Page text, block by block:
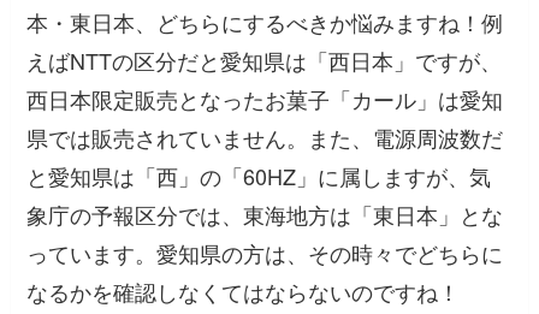
本・東日本、どちらにするべきか悩みますね！例
えばNTTの区分だと愛知県は「西日本」ですが、
西日本限定販売となったお菓子「カール」は愛知
県では販売されていません。また、電源周波数だ
と愛知県は「西」の「60HZ」に属しますが、気
象庁の予報区分では、東海地方は「東日本」とな
っています。愛知県の方は、その時々でどちらに
なるかを確認しなくてはならないのですね！